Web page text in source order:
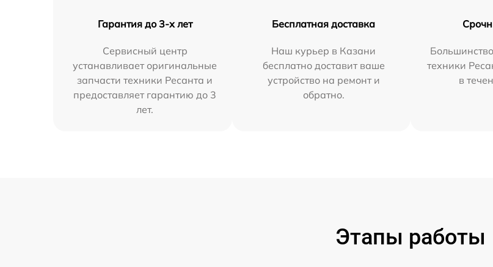
Гарантия до 3-х лет
Сервисный центр
устанавливает оригинальные
запчасти техники Ресанта и
предоставляет гарантию до 3
лет.
Бесплатная доставка
Наш курьер в Казани
бесплатно доставит ваше
устройство на ремонт и
обратно.
техники
в
Этапы работы